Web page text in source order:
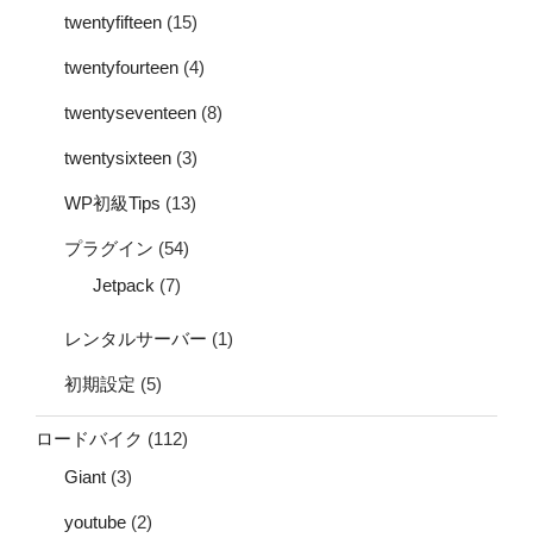
twentyfifteen (15)
twentyfourteen (4)
twentyseventeen (8)
twentysixteen (3)
WP初級Tips (13)
プラグイン (54)
Jetpack (7)
レンタルサーバー (1)
初期設定 (5)
ロードバイク (112)
Giant (3)
youtube (2)